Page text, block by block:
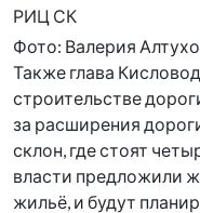
РИЦ СК
Фото: Валерия
Также глава
строительстве
за расширения
склон, где стоят
власти предложили
жильё, и будут